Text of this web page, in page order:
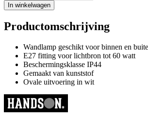
In winkelwagen
Productomschrijving
Wandlamp geschikt voor binnen en
E27 fitting voor lichtbron tot 60 watt
Beschermingsklasse IP44
Gemaakt van kunststof
Ovale uitvoering in wit